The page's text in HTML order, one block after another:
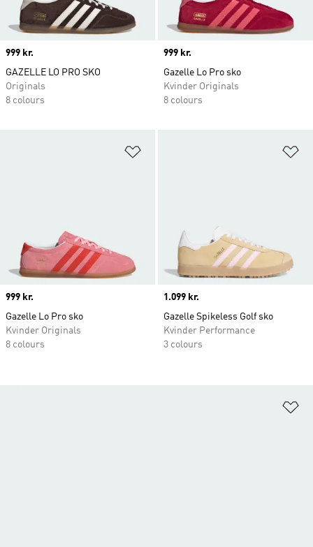
Price
999 kr.
GAZELLE LO PRO SKO
Originals
8 colours
Price
999 kr.
Gazelle Lo Pro sko
Kvinder Originals
8 colours
Price
999 kr.
Gazelle Lo Pro sko
Kvinder Originals
8 colours
Price
1.099 kr.
Gazelle Spikeless Golf sko
Kvinder Performance
3 colours